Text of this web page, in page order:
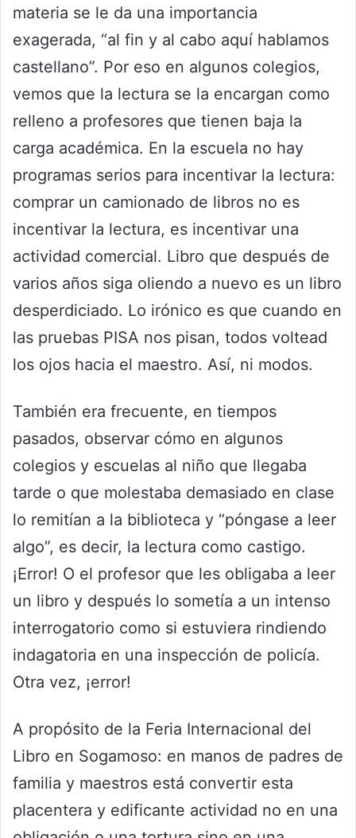
materia se le da una importancia
exagerada, “al fin y al cabo aquí hablamos
castellano”. Por eso en algunos colegios,
vemos que la lectura se la encargan como
relleno a profesores que tienen baja la
carga académica. En la escuela no hay
programas serios para incentivar la lectura:
comprar un camionado de libros no es
incentivar la lectura, es incentivar una
actividad comercial. Libro que después de
varios años siga oliendo a nuevo es un libro
desperdiciado. Lo irónico es que cuando en
las pruebas PISA nos pisan, todos voltead
los ojos hacia el maestro. Así, ni modos.
También era frecuente, en tiempos
pasados, observar cómo en algunos
colegios y escuelas al niño que llegaba
tarde o que molestaba demasiado en clase
lo remitían a la biblioteca y “póngase a leer
algo”, es decir, la lectura como castigo.
¡Error! O el profesor que les obligaba a leer
un libro y después lo sometía a un intenso
interrogatorio como si estuviera rindiendo
indagatoria en una inspección de policía.
Otra vez, ¡error!
A propósito de la Feria Internacional del
Libro en Sogamoso: en manos de padres de
familia y maestros está convertir esta
placentera y edificante actividad no en una